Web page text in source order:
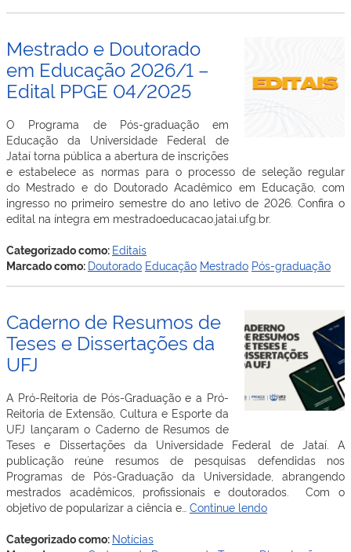
Mestrado e Doutorado
em Educação 2026/1 –
Edital PPGE 04/2025
O Programa de Pós-graduação em
Educação da Universidade Federal de
Jataí torna pública a abertura de inscrições
e estabelece as normas para o processo de seleção regular
do Mestrado e do Doutorado Acadêmico em Educação, com
ingresso no primeiro semestre do ano letivo de 2026. Confira o
edital na íntegra em mestradoeducacao.jatai.ufg.br.
Categorizado como: Editais
Marcado como: Doutorado Educação Mestrado Pós-graduação
Caderno de Resumos de
Teses e Dissertações da
UFJ
A Pró-Reitoria de Pós-Graduação e a Pró-
Reitoria de Extensão, Cultura e Esporte da
UFJ lançaram o Caderno de Resumos de
Teses e Dissertações da Universidade Federal de Jataí. A
publicação reúne resumos de pesquisas defendidas nos
Programas de Pós-Graduação da Universidade, abrangendo
mestrados acadêmicos, profissionais e doutorados. Com o
objetivo de popularizar a ciência e… Continue lendoCaderno
Categorizado como: Notícias